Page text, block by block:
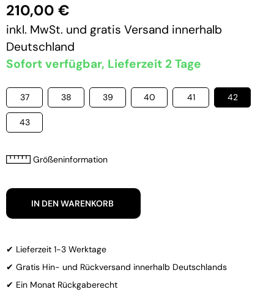
210,00 €
inkl. MwSt. und gratis Versand innerhalb
Deutschland
Sofort verfügbar, Lieferzeit 2 Tage
37 38 39 40 41 42
43
Größeninformation
IN DEN WARENKORB
✔ Lieferzeit 1-3 Werktage
✔ Gratis Hin- und Rückversand innerhalb Deutschlands
✔ Ein Monat Rückgaberecht